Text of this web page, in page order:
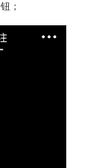
；